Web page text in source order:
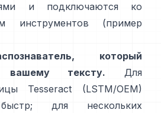
и подключаются ко
инструментов (пример
который
вашему тексту. Для
Tesseract (LSTM/OEM)
для нескольких